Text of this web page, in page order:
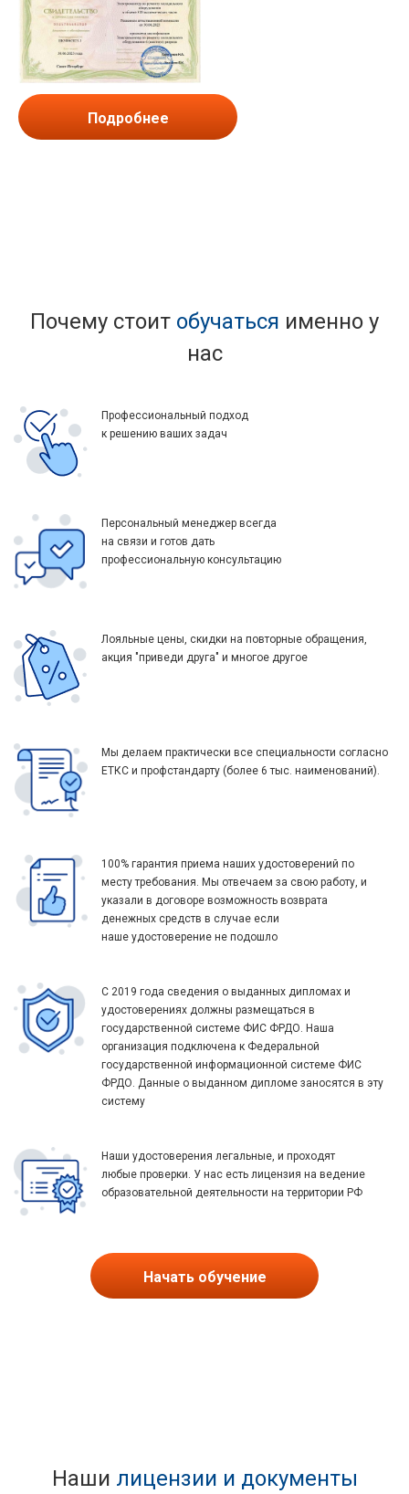
Подробнее
Почему стоит обучаться именно у
нас
Профессиональный подход
к решению ваших задач
Персональный менеджер всегда
на связи и готов дать
профессиональную консультацию
Лояльные цены, скидки на повторные обращения,
акция "приведи друга" и многое другое
Мы делаем практически все специальности согласно
ЕТКС и профстандарту (более 6 тыс. наименований).
100% гарантия приема наших удостоверений по
месту требования. Мы отвечаем за свою работу, и
указали в договоре возможность возврата
денежных средств в случае если
наше удостоверение не подошло
С 2019 года сведения о выданных дипломах и
удостоверениях должны размещаться в
государственной системе ФИС ФРДО. Наша
организация подключена к Федеральной
государственной информационной системе ФИС
ФРДО. Данные о выданном дипломе заносятся в эту
систему
Наши удостоверения легальные, и проходят
любые проверки. У нас есть лицензия на ведение
образовательной деятельности на территории РФ
Начать обучение
Наши лицензии и документы